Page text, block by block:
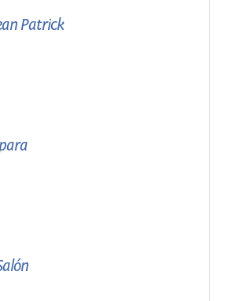
Patrick